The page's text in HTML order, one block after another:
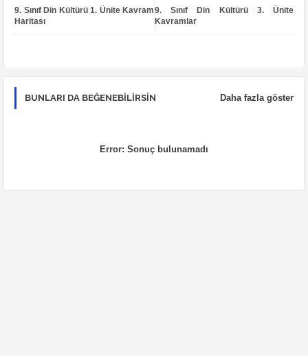
ter atsa
9. Sınıf Din Kültürü 3. Ünite
Kavramlar
9. Sınıf Din Kültürü 1. Ünite Kavram
Haritası
BUNLARI DA BEĞENEBILIRSIN Daha fazla göster
Error: Sonuç bulunamadı